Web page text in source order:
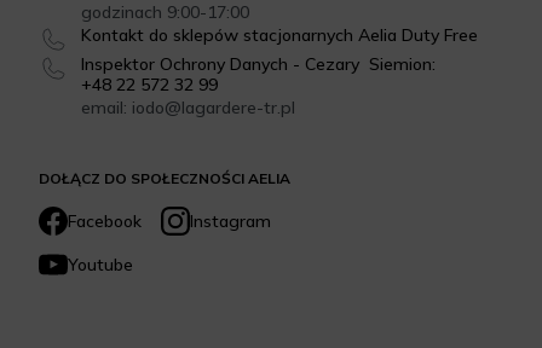
DOŁĄCZ DO SPOŁECZNOŚCI AELIA
Facebook
Instagram
Youtube
godzinach 9:00-17:00
Kontakt do sklepów stacjonarnych Aelia Duty Free
Inspektor Ochrony Danych - Cezary Siemion:
+48 22 572 32 99
email: iodo@lagardere-tr.pl